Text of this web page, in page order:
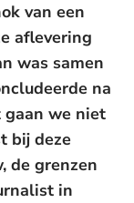
van een
aflevering
was samen
na
gaan we niet
bij deze
de grenzen
in